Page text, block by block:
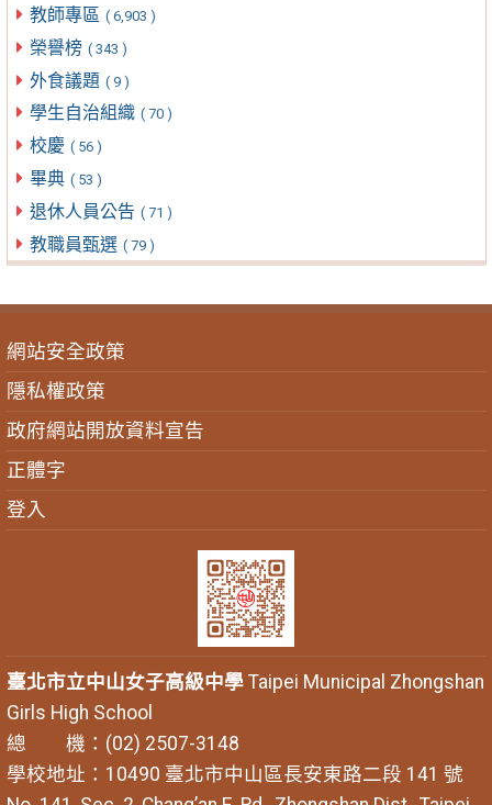
教師專區 ( 6,903 )
榮譽榜 ( 343 )
外食議題 ( 9 )
學生自治組織 ( 70 )
校慶 ( 56 )
畢典 ( 53 )
退休人員公告 ( 71 )
教職員甄選 ( 79 )
網站安全政策
隱私權政策
政府網站開放資料宣告
正體字
登入
臺北市立中山女子高級中學Taipei Municipal Zhongshan
Girls High School
總 機：(02) 2507-3148
學校地址：10490 臺北市中山區長安東路二段 141 號